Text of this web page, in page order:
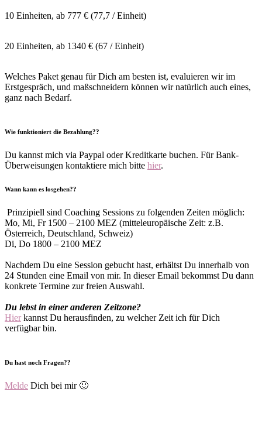
10 Einheiten, ab 777 € (77,7 / Einheit)
20 Einheiten, ab 1340 € (67 / Einheit)
Welches Paket genau für Dich am besten ist, evaluieren wir im
Erstgespräch, und maßschneidern können wir natürlich auch eines,
ganz nach Bedarf.
Wie funktioniert die Bezahlung??
Du kannst mich via Paypal oder Kreditkarte buchen. Für Bank-
Überweisungen kontaktiere mich bitte hier.
Wann kann es losgehen??
Prinzipiell sind Coaching Sessions zu folgenden Zeiten möglich:
Mo, Mi, Fr 1500 – 2100 MEZ (mitteleuropäische Zeit: z.B.
Österreich, Deutschland, Schweiz)
Di, Do 1800 – 2100 MEZ
Nachdem Du eine Session gebucht hast, erhältst Du innerhalb von
24 Stunden eine Email von mir. In dieser Email bekommst Du dann
konkrete Termine zur freien Auswahl.
Du lebst in einer anderen Zeitzone?
Hier kannst Du herausfinden, zu welcher Zeit ich für Dich
verfügbar bin.
Du hast noch Fragen??
Melde Dich bei mir 🙂